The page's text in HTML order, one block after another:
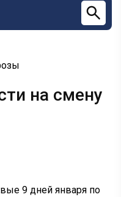
на смену
9 дней января по